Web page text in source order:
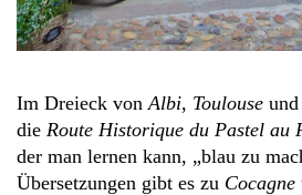
Im Dreieck von Albi, Toulouse
die Route Historique du Pastel au
der man lernen kann, „blau zu
Übersetzungen gibt es zu Cocagne